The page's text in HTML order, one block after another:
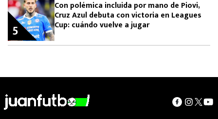
Con polémica incluida por mano de Piovi,
Cruz Azul debuta con victoria en Leagues
Cup: cuándo vuelve a jugar
5